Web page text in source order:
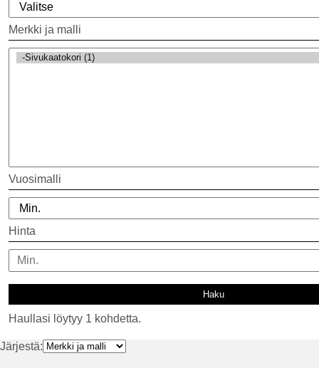
Merkki ja malli
Vuosimalli
Hinta
Haullasi löytyy 1 kohdetta.
Järjestä: